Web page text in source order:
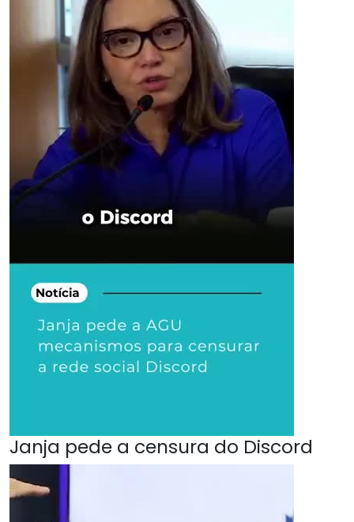
Janja pede a censura do Discord